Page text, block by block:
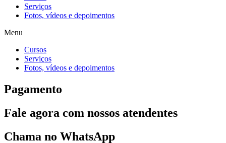
Serviços
Fotos, vídeos e depoimentos
Menu
Cursos
Serviços
Fotos, vídeos e depoimentos
Pagamento
Fale agora com nossos atendentes
Chama no WhatsApp